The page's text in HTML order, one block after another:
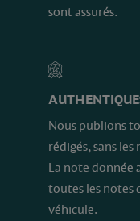
sont assurés.
Nous publions
rédigés, sans
La note donnée
toutes les notes
véhicule.